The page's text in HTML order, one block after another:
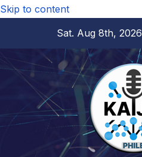
Skip to content
Sat. Aug 8th, 2026